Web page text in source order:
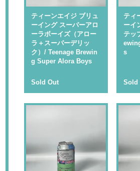
ティーンエイジ ブリュ
ーイング スーパーアロ
ーラボーイズ（アロー
ラ＋スーパーデリッ
ク）/ Teenage Brewin
g Super Alora Boys
Sold Out
ティ
ーイ
テッ
s
Sold